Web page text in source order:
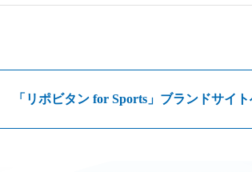
「リポビタン for Sports」ブランドサイ